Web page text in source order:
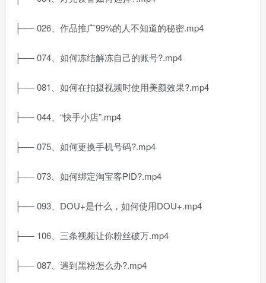
├── 026、作品推广99%的人不知道的秘密.mp4
├── 074、如何冻结解冻自己的账号?.mp4
├── 081、如何在拍摄视频时使用美颜效果?.mp4
├── 044、“快手小店”.mp4
├── 075、如何更换手机号码?.mp4
├── 073、如何绑定淘宝客PID?.mp4
├── 093、DOU+是什么，如何使用DOU+.mp4
├── 106、三条视频让你粉丝破万.mp4
├── 087、遇到黑粉怎么办?.mp4